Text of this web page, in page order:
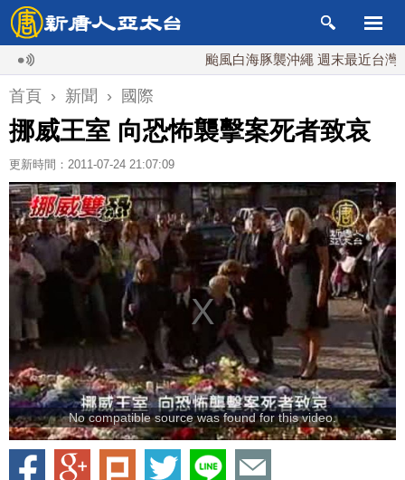
颱風白海豚襲沖繩 週末最近台灣 10日
首頁 › 新聞 › 國際
挪威王室 向恐怖襲擊案死者致哀
更新時間：2011-07-24 21:07:09
No compatible source was found for this video.